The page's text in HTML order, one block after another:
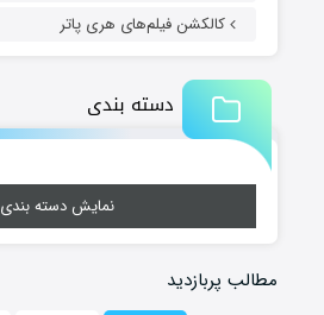
کالکشن فیلم‌های هری پاتر
دسته بندی
نمایش دسته بندی
مطالب پربازدید